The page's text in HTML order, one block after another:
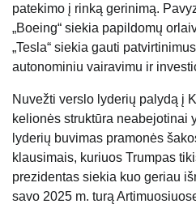
patekimo į rinką gerinimą.
„Boeing“ siekia papildomų
„Tesla“ siekia gauti
autonominiu vairavimu ir
Nuvežti verslo lyderių palydą į
kelionės struktūra neabejotinai
lyderių buvimas pramonės
klausimais, kuriuos Trumpas
prezidentas siekia kuo geriau
savo 2025 m. turą